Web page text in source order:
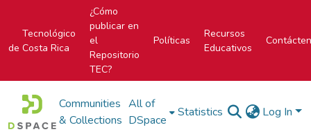
Tecnológico
de Costa Rica
¿Cómo
publicar en
el
Repositorio
TEC?
Políticas
Recursos
Educativos
Communities
& Collections
All of
DSpace
Statistics Log In